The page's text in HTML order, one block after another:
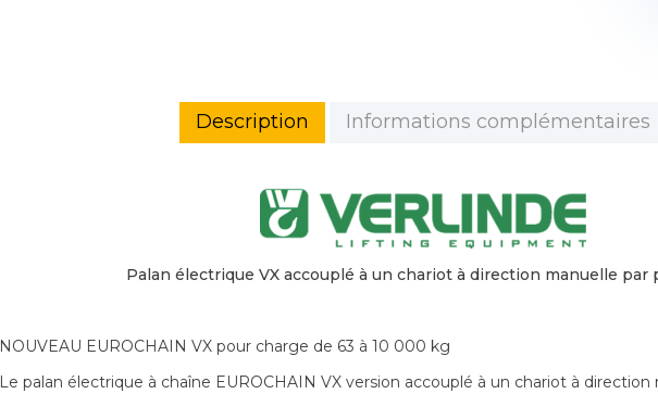
Description Informations complémentaires
Palan électrique VX accouplé à un chariot à direction manuelle par
NOUVEAU EUROCHAIN VX pour charge de 63 à 10 000 kg
Le palan électrique à chaîne EUROCHAIN VX version accouplé à un chariot à direction